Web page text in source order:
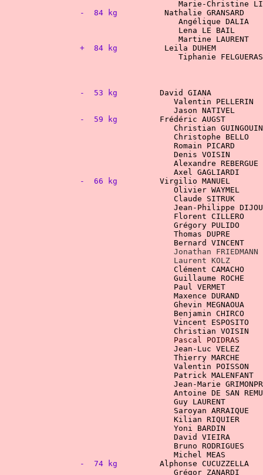
-  84 kg
				Lena LE BAIL
Martine
+  84 kg
-  53 kg
-  59 kg
Christian
    Denis VOISIN
Alexandre
Axel GAGLIARDI
-  66 kg
Clément
Maxence DURAND
Benjamin
Vincent
Christian
Pascal
Valentin
Jean-Marie
Guy LAURENT
Saroyan
Kilian
-  74 kg
Grégor